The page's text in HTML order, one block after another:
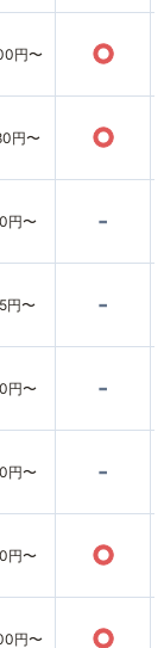
円〜 ○
円〜 ○
円〜 -
円〜 -
円〜 -
円〜 -
円〜 ○
円〜 ○